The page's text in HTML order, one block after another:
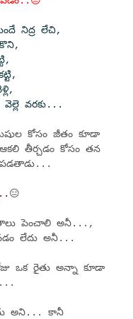
నిద్ర లేచి,
వరకు...
కోసం జీతం కూడా
తీర్చడం కోసం తన
😑
పెంచాలి అనీ...,
లేదు అనీ...
ఒక రైతు అన్నా కూడా
అని... కానీ